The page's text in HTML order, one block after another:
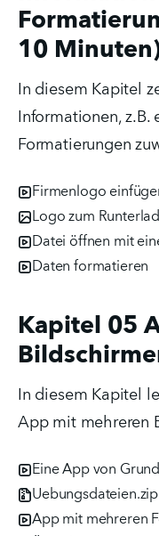
10
In diesem Kapitel
Informationen,
Formatierungen
Firmenlogo
Logo zum
Datei öffnen mit
Daten formatieren
Kapitel 05
In diesem Kapitel
App mit mehreren
Eine App von
Uebungsdateien.zip
App mit mehreren